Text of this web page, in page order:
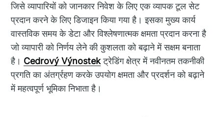
जिसे व्यापारियों को जानकार निवेश के लिए एक व्यापक टूल सेट
प्रदान करने के लिए डिजाइन किया गया है। इसका मुख्य कार्य
वास्तविक समय के डेटा और विश्लेषणात्मक क्षमता प्रदान करना है
जो व्यापारी को निर्णय लेने की कुशलता को बढ़ाने में सक्षम बनाता
है। Cedrový Výnostekट्रेडिंग क्षेत्र में नवीनतम तकनीकी
प्रगति का अंतर्ग्रहण करके उपयोग क्षमता और प्रदर्शन को बढ़ाने
में महत्वपूर्ण भूमिका निभाता है।